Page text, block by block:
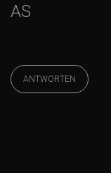
AS
ANTWORTEN